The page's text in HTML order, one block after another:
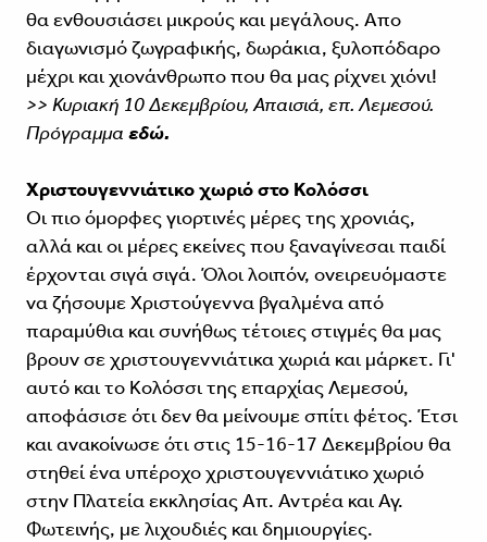
θα ενθουσιάσει μικρούς και μεγάλους. Απο
διαγωνισμό ζωγραφικής, δωράκια, ξυλοπόδαρο
μέχρι και χιονάνθρωπο που θα μας ρίχνει χιόνι!
>> Κυριακή 10 Δεκεμβρίου, Απαισιά, επ. Λεμεσού.
Πρόγραμμα εδώ.
Χριστουγεννιάτικο χωριό στο Κολόσσι
Οι πιο όμορφες γιορτινές μέρες της χρονιάς,
αλλά και οι μέρες εκείνες που ξαναγίνεσαι παιδί
έρχονται σιγά σιγά. Όλοι λοιπόν, ονειρευόμαστε
να ζήσουμε Χριστούγεννα βγαλμένα από
παραμύθια και συνήθως τέτοιες στιγμές θα μας
βρουν σε χριστουγεννιάτικα χωριά και μάρκετ. Γι'
αυτό και το Κολόσσι της επαρχίας Λεμεσού,
αποφάσισε ότι δεν θα μείνουμε σπίτι φέτος. Έτσι
και ανακοίνωσε ότι στις 15-16-17 Δεκεμβρίου θα
στηθεί ένα υπέροχο χριστουγεννιάτικο χωριό
στην Πλατεία εκκλησίας Απ. Αντρέα και Αγ.
Φωτεινής, με λιχουδιές και δημιουργίες.